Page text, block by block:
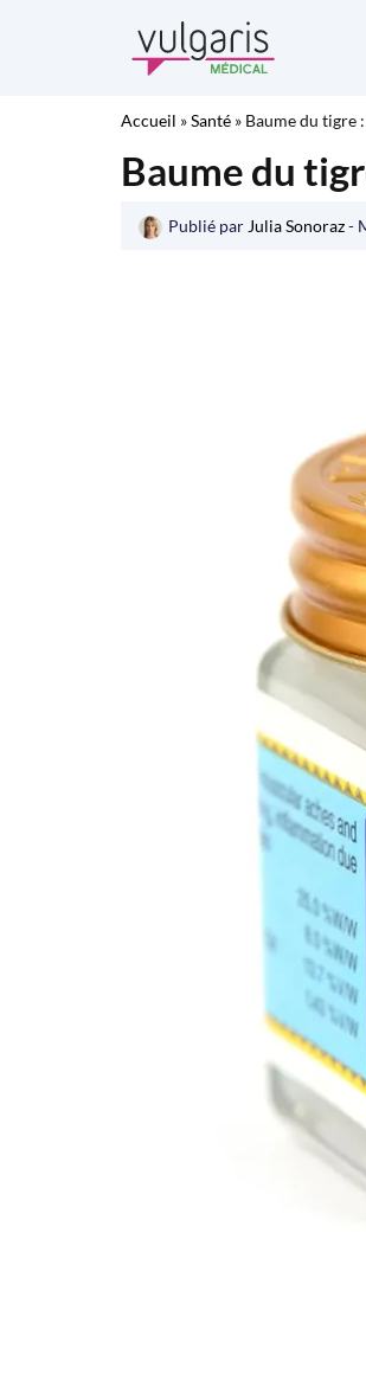
Accueil »Santé » Baume du tigre
Baume du
Publié par Julia Sonoraz-